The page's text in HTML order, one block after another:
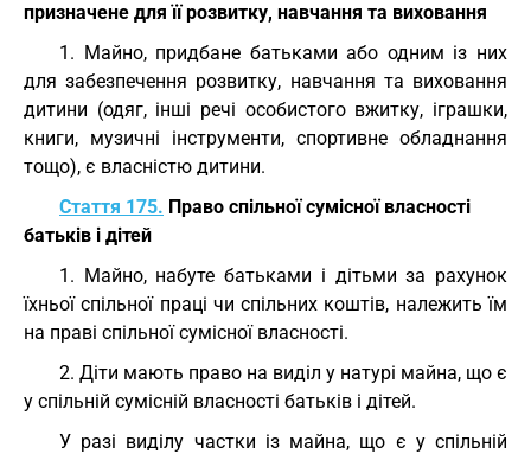
призначене для її розвитку, навчання та виховання
1. Майно, придбане батьками або одним із них
для забезпечення розвитку, навчання та виховання
дитини (одяг, інші речі особистого вжитку, іграшки,
книги, музичні інструменти, спортивне обладнання
тощо), є власністю дитини.
Стаття 175. Право спільної сумісної власності
батьків і дітей
1. Майно, набуте батьками і дітьми за рахунок
їхньої спільної праці чи спільних коштів, належить їм
на праві спільної сумісної власності.
2. Діти мають право на виділ у натурі майна, що є
у спільній сумісній власності батьків і дітей.
У разі виділу частки із майна, що є у спільній